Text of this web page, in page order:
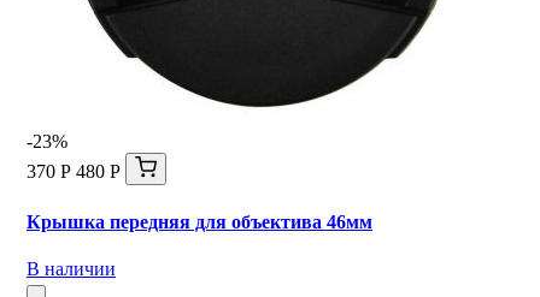
-23%
370 Р 480 Р
Крышка передняя для объектива 46мм
В наличии